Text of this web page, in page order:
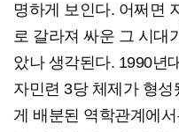
명하게 보인다. 어쩌면
로 갈라져 싸운 그 시대
았나 생각된다. 1990년
자민련 3당 체제가 형
게 배분된 역학관계에